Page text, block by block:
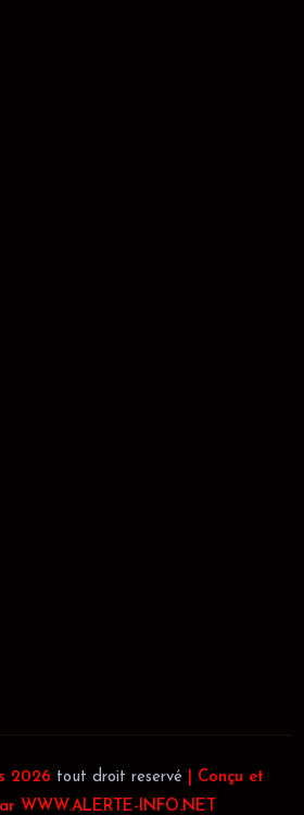
2026 tout droit reservé
| Conçu et
WWW.ALERTE-INFO.NET